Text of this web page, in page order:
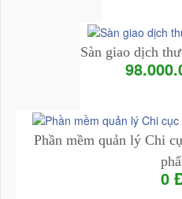
Sàn giao dịch
Phần mềm quản lý Chi
0